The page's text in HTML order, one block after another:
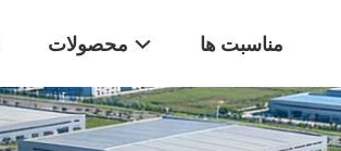
محصولات مناسبت ها